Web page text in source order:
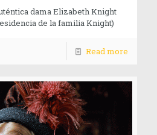
dama Elizabeth Knight
de la familia Knight)
Read more